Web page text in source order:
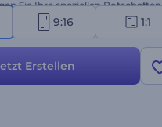
Sie Ihre speziellen Botschaften
Sie die perfekte
um einen unvergesslichen
zu kreieren. Jetzt gestalten!
9:16 1:1
Erstellen